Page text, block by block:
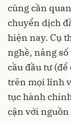
cũng cần
chuyển dịch
hiện nay. Cụ
nghề, nâng
cầu đầu tư
trên mọi lĩnh
tục hành
cận với